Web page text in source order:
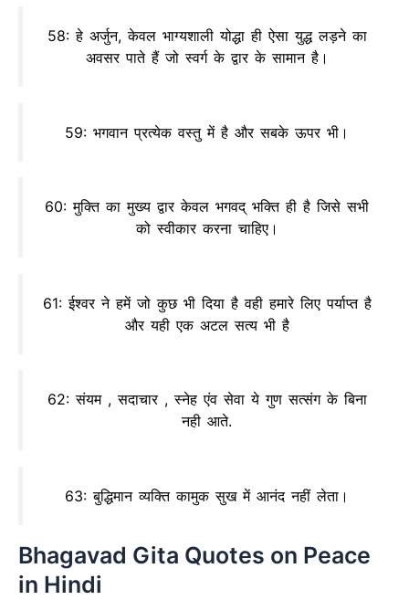
58: हे अर्जुन, केवल भाग्यशाली योद्धा ही ऐसा युद्ध लड़ने का
अवसर पाते हैं जो स्वर्ग के द्वार के सामान है।
59: भगवान प्रत्येक वस्तु में है और सबके ऊपर भी।
60: मुक्ति का मुख्य द्वार केवल भगवद् भक्ति ही है जिसे सभी
को स्वीकार करना चाहिए।
61: ईश्वर ने हमें जो कुछ भी दिया है वही हमारे लिए पर्याप्त है
और यही एक अटल सत्य भी है
62: संयम , सदाचार , स्नेह एंव सेवा ये गुण सत्संग के बिना
नही आते.
63: बुद्धिमान व्यक्ति कामुक सुख में आनंद नहीं लेता।
Bhagavad Gita Quotes on Peace
in Hindi